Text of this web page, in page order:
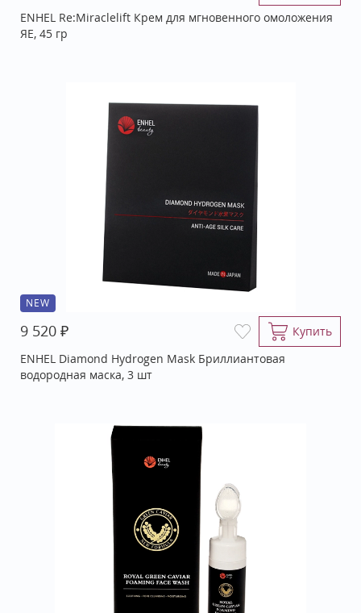
ENHEL Re:Miraclelift Крем для мгновенного омоложения
ЯЕ, 45 гр
NEW
9 520 ₽
Купить
ENHEL Diamond Hydrogen Mask Бриллиантовая
водородная маска, 3 шт